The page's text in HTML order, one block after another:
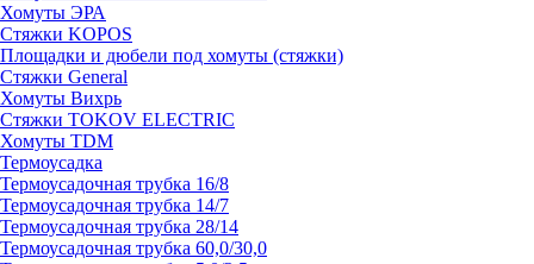
Хомуты ЭРА
Стяжки KOPOS
Площадки и дюбели под хомуты (стяжки)
Стяжки General
Хомуты Вихрь
Стяжки TOKOV ELECTRIC
Хомуты TDM
Термоусадка
Термоусадочная трубка 16/8
Термоусадочная трубка 14/7
Термоусадочная трубка 28/14
Термоусадочная трубка 60,0/30,0